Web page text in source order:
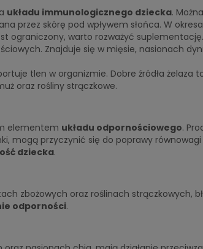
układu immunologicznego dziecka.
przez skórę pod wpływem słońca. W
ograniczony, warto rozważyć suplementację.
Znajduje się w mięsie, nasionach
tlen w organizmie. Dobre źródła żelaza
oraz rośliny strączkowe.
elementem układu odpornościowego.
mogą przyczynić się do poprawy równowagi
dziecka.
zbożowych oraz roślinach strączkowych,
odporności.